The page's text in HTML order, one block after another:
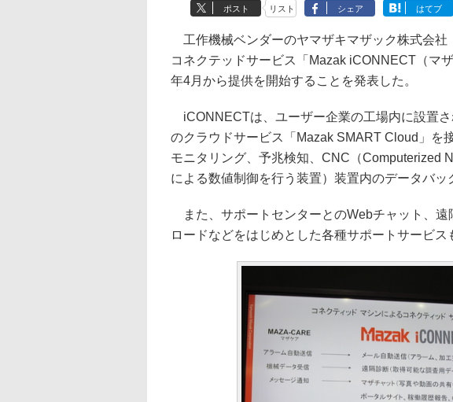
ポスト リスト シェア はてブ
工作機械ベンダーのヤマザキマザック株式会社
コネクテッドサービス「Mazak iCONNECT（マ
年4月から提供を開始することを発表した。
iCONNECTは、ユーザー企業の工場内に設置
のクラウドサービス「Mazak SMART Cloud」を
モニタリング、予兆検知、CNC（Computerized
による数値制御を行う装置）装置内のデータバッ
また、サポートセンターとのWebチャット、遠
ロードなどをはじめとした各種サポートサービス